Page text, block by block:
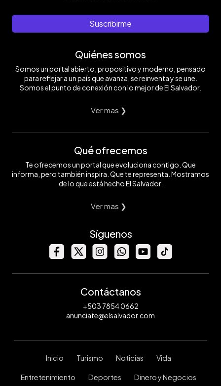
Suscribirme
Quiénes somos
Somos un portal abierto, propositivo y moderno, pensado
para reflejar a un país que avanza, se reinventa y se une.
Somos el punto de conexión con lo mejor de El Salvador.
Ver mas ❯
Qué ofrecemos
Te ofrecemos un portal que evoluciona contigo. Que
informa, pero también inspira. Que te representa. Mostramos
de lo que está hecho El Salvador.
Ver mas ❯
Síguenos
Contáctanos
+503 7854 0662
anunciate@elsalvador.com
Inicio Turismo Noticias Vida
Entretenimiento Deportes Dinero y Negocios